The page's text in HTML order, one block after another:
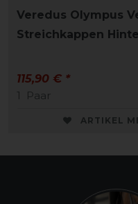
Veredus Olympus
Streichkappen
115,90 € *
1
Paar
ARTIKEL